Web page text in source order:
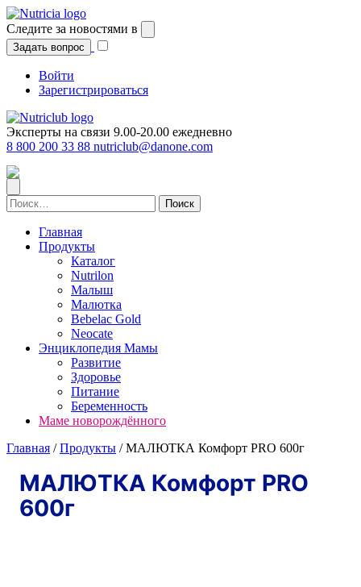
Перейти
к
содержимому
Следите за новостями в
Задать вопрос
Войти
Зарегистрироваться
Эксперты на связи 9.00-20.00 ежедневно
8 800 200 33 88 nutriclub@danone.com
Найти:
Главная
Продукты
Каталог
Nutrilon
Малыш
Малютка
Bebelac Gold
Neocate
Энциклопедия Мамы
Развитие
Здоровье
Питание
Беременность
Маме новорождённого
Главная /Продукты /МАЛЮТКА Комфорт PRO 600г
МАЛЮТКА Комфорт PRO
600г